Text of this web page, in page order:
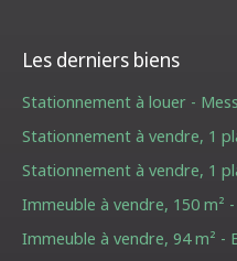
Les derniers biens
Stationnement à louer -
Stationnement à vendre, 1
Stationnement à vendre, 1
Immeuble à vendre, 150 m²
Immeuble à vendre, 94 m² -